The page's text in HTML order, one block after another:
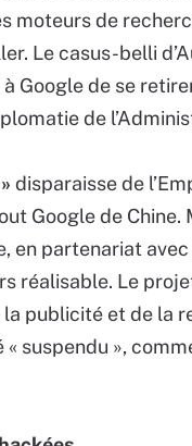
moteurs de
Le casus-belli
Google de se
de
» disparaisse de
Google de
en partenariat
réalisable. Le
publicité et de la
« suspendu »,